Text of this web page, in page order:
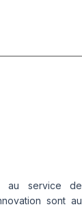
au service de
sont au